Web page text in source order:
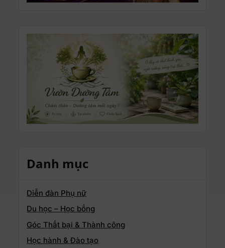
Danh mục
Diễn đàn Phụ nữ
Du học – Học bổng
Góc Thất bại & Thành công
Học hành & Đào tạo